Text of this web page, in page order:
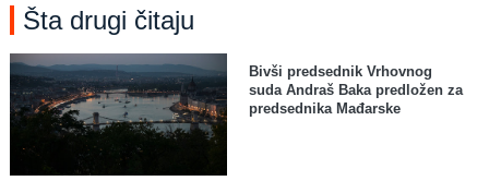
Šta drugi čitaju
Bivši predsednik Vrhovnog
suda Andraš Baka predložen za
predsednika Mađarske